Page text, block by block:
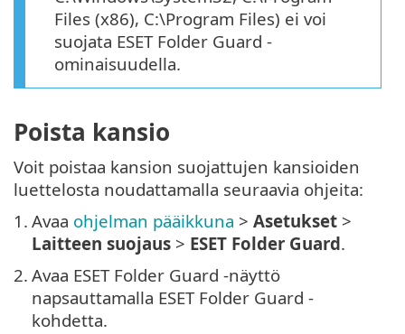
Files (x86), C:\Program Files) ei voi
suojata ESET Folder Guard -
ominaisuudella.
Poista kansio
Voit poistaa kansion suojattujen kansioiden
luettelosta noudattamalla seuraavia ohjeita:
1. Avaa ohjelman pääikkuna > Asetukset >
Laitteen suojaus > ESET Folder Guard.
2. Avaa ESET Folder Guard -näyttö
napsauttamalla ESET Folder Guard -
kohdetta.